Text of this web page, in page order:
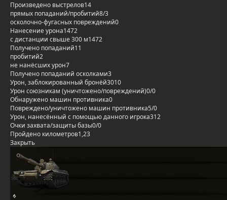
Произведено выстрелов14
прямых попаданий/пробитий8/3
осколочно-фугасных повреждений0
Нанесение урона1472
с дистанции свыше 300 м1472
Получено попаданий11
пробитий2
не нанёсших урон7
Получено попаданий осколками3
Урон, заблокированный бронёй3010
Урон союзникам (уничтожено/повреждений)0/0
Обнаружено машин противника0
Повреждено/уничтожено машин противника5/0
Урон, нанесённый с помощью данного игрока312
Очки захвата/защиты базы0/0
Пройдено километров1,23
Закрыть